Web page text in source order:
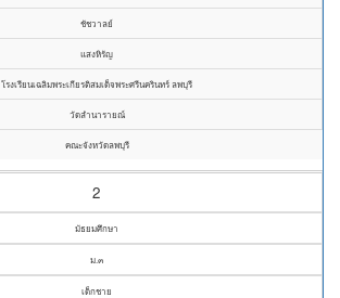
ชัชวาลย์
แสงหิรัญ
โรงเรียนเฉลิมพระเกียรติสมเด็จพระศรีนครินทร์ ลพบุรี
วัดลำนารายณ์
คณะจังหวัดลพบุรี
2
มัธยมศึกษา
ม.๓
เด็กชาย